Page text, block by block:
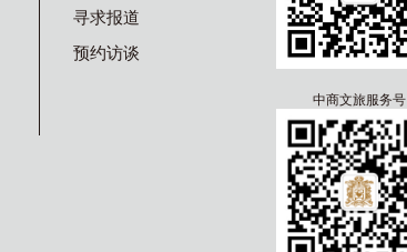
寻求报道
预约访谈
中商文旅服务号